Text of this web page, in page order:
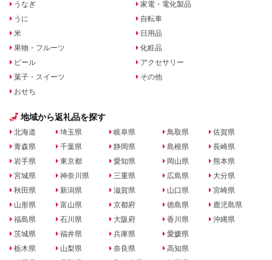
うなぎ
うに
米
果物・フルーツ
ビール
菓子・スイーツ
おせち
家電・電化製品
自転車
日用品
化粧品
アクセサリー
その他
地域から返礼品を探す
北海道
青森県
岩手県
宮城県
秋田県
山形県
福島県
茨城県
栃木県
埼玉県
千葉県
東京都
神奈川県
新潟県
富山県
石川県
福井県
山梨県
岐阜県
静岡県
愛知県
三重県
滋賀県
京都府
大阪府
兵庫県
奈良県
鳥取県
島根県
岡山県
広島県
山口県
徳島県
香川県
愛媛県
高知県
佐賀県
長崎県
熊本県
大分県
宮崎県
鹿児島県
沖縄県